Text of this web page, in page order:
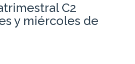
C2
y miércoles de